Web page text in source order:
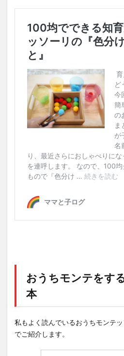
おうちモンテをす
本
私もよく読んでいるおうちモンテ
でご紹介します。